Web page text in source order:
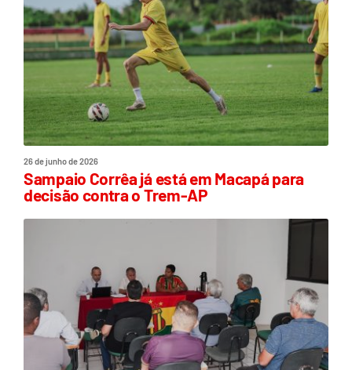
26 de junho de 2026
Sampaio Corrêa já está em Macapá para
decisão contra o Trem-AP